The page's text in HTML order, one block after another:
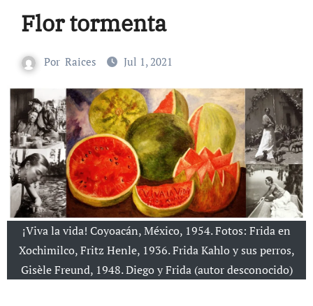
Flor tormenta
Por Raices Jul 1, 2021
¡Viva la vida! Coyoacán, México, 1954. Fotos: Frida en
Xochimilco, Fritz Henle, 1936. Frida Kahlo y sus perros,
Gisèle Freund, 1948. Diego y Frida (autor desconocido)